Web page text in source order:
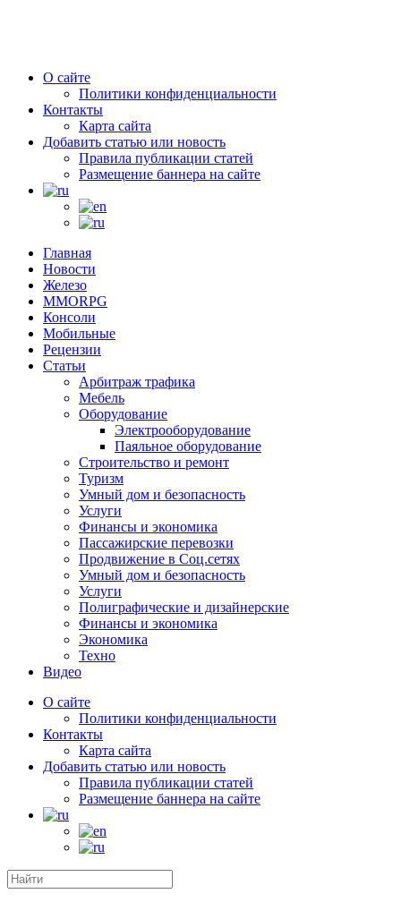
О сайте
Политики конфиденциальности
Контакты
Карта сайта
Добавить статью или новость
Правила публикации статей
Размещение баннера на сайте
Главная
Новости
Железо
MMORPG
Консоли
Мобильные
Рецензии
Статьи
Арбитраж трафика
Мебель
Оборудование
Электрооборудование
Паяльное оборудование
Строительство и ремонт
Туризм
Умный дом и безопасность
Услуги
Финансы и экономика
Пассажирские перевозки
Продвижение в Соц.сетях
Умный дом и безопасность
Услуги
Полиграфические и дизайнерские
Финансы и экономика
Экономика
Техно
Видео
О сайте
Политики конфиденциальности
Контакты
Карта сайта
Добавить статью или новость
Правила публикации статей
Размещение баннера на сайте